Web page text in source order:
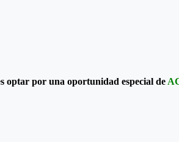
optar por una oportunidad especial de